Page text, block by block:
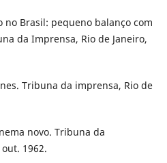
no Brasil: pequeno balanço com
da Imprensa, Rio de Janeiro,
Tribuna da imprensa, Rio de
novo. Tribuna da
1962.